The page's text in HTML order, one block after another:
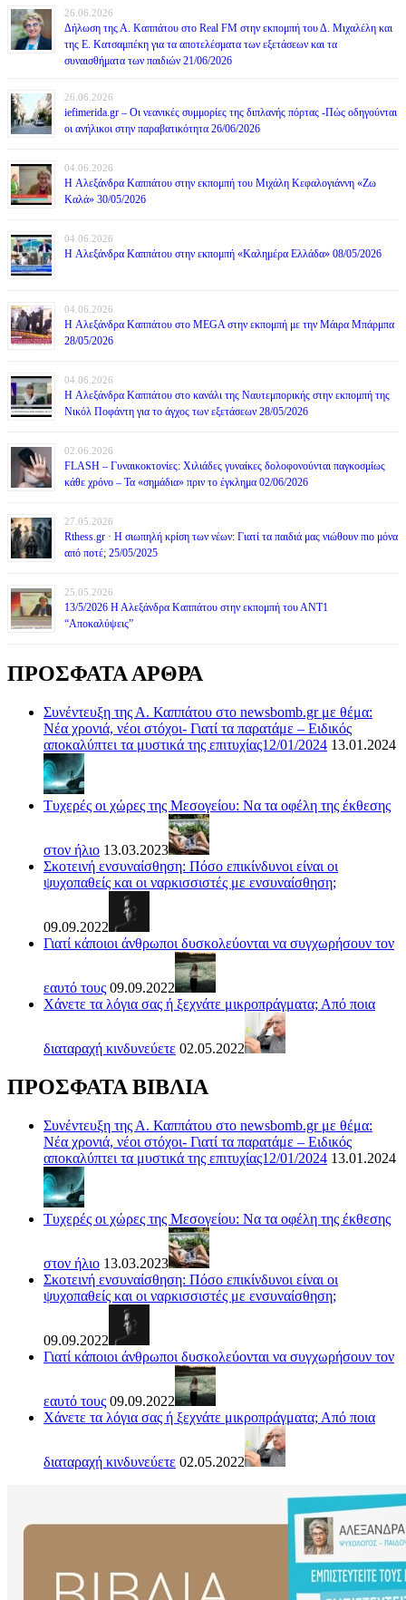
26.06.2026
Δήλωση της Α. Καππάτου στο Real FM στην εκπομπή του Δ. Μιχαλέλη και
της Ε. Κατσαμπέκη για τα αποτελέσματα των εξετάσεων και τα
συναισθήματα των παιδιών 21/06/2026
26.06.2026
iefimerida.gr – Οι νεανικές συμμορίες της διπλανής πόρτας -Πώς οδηγούνται
οι ανήλικοι στην παραβατικότητα 26/06/2026
04.06.2026
H Αλεξάνδρα Καππάτου στην εκπομπή του Μιχάλη Κεφαλογιάννη «Ζω
Καλά» 30/05/2026
04.06.2026
H Αλεξάνδρα Καππάτου στην εκπομπή «Καλημέρα Ελλάδα» 08/05/2026
04.06.2026
H Αλεξάνδρα Καππάτου στο MEGA στην εκπομπή με την Μάιρα Mπάρμπα
28/05/2026
04.06.2026
H Αλεξάνδρα Καππάτου στο κανάλι της Ναυτεμπορικής στην εκπομπή της
Νικόλ Ποφάντη για το άγχος των εξετάσεων 28/05/2026
02.06.2026
FLASH – Γυναικοκτονίες: Χιλιάδες γυναίκες δολοφονούνται παγκοσμίως
κάθε χρόνο – Τα «σημάδια» πριν το έγκλημα 02/06/2026
27.05.2026
Rthess.gr · Η σιωπηλή κρίση των νέων: Γιατί τα παιδιά μας νιώθουν πιο μόνα
από ποτέ; 25/05/2025
25.05.2026
13/5/2026 Η Αλεξάνδρα Καππάτου στην εκπομπή του ΑΝΤ1
“Αποκαλύψεις”
ΠΡΟΣΦΑΤΑ ΑΡΘΡΑ
Συνέντευξη της Α. Καππάτου στο newsbomb.gr με θέμα:
Νέα χρονιά, νέοι στόχοι- Γιατί τα παρατάμε – Ειδικός
αποκαλύπτει τα μυστικά της επιτυχίας12/01/2024 13.01.2024
Τυχερές οι χώρες της Μεσογείου: Να τα οφέλη της έκθεσης
στον ήλιο 13.03.2023
Σκοτεινή ενσυναίσθηση: Πόσο επικίνδυνοι είναι οι
ψυχοπαθείς και οι ναρκισσιστές με ενσυναίσθηση;
09.09.2022
Γιατί κάποιοι άνθρωποι δυσκολεύονται να συγχωρήσουν τον
εαυτό τους 09.09.2022
Χάνετε τα λόγια σας ή ξεχνάτε μικροπράγματα; Από ποια
διαταραχή κινδυνεύετε 02.05.2022
ΠΡΟΣΦΑΤΑ ΒΙΒΛΙΑ
Συνέντευξη της Α. Καππάτου στο newsbomb.gr με θέμα:
Νέα χρονιά, νέοι στόχοι- Γιατί τα παρατάμε – Ειδικός
αποκαλύπτει τα μυστικά της επιτυχίας12/01/2024 13.01.2024
Τυχερές οι χώρες της Μεσογείου: Να τα οφέλη της έκθεσης
στον ήλιο 13.03.2023
Σκοτεινή ενσυναίσθηση: Πόσο επικίνδυνοι είναι οι
ψυχοπαθείς και οι ναρκισσιστές με ενσυναίσθηση;
09.09.2022
Γιατί κάποιοι άνθρωποι δυσκολεύονται να συγχωρήσουν τον
εαυτό τους 09.09.2022
Χάνετε τα λόγια σας ή ξεχνάτε μικροπράγματα; Από ποια
διαταραχή κινδυνεύετε 02.05.2022